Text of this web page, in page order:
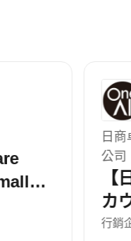
公司台灣分
商】ア
ィブ